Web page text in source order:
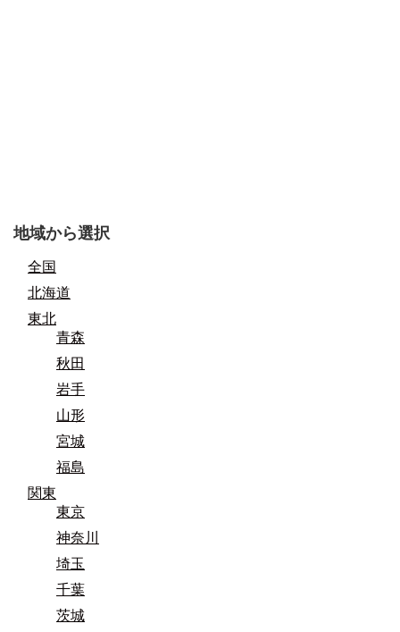
地域から選択
全国
北海道
東北
青森
秋田
岩手
山形
宮城
福島
関東
東京
神奈川
埼玉
千葉
茨城